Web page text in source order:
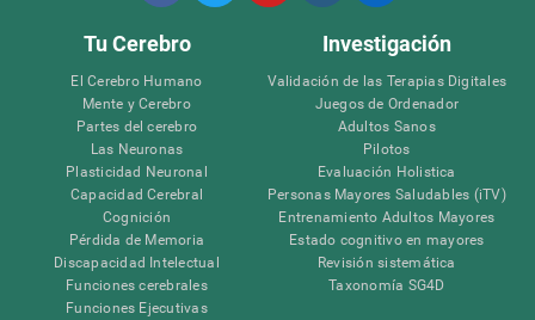
Tu Cerebro
El Cerebro Humano
Mente y Cerebro
Partes del cerebro
Las Neuronas
Plasticidad Neuronal
Capacidad Cerebral
Cognición
Pérdida de Memoria
Discapacidad Intelectual
Funciones cerebrales
Funciones Ejecutivas
Investigación
Validación de las Terapias Digitales
Juegos de Ordenador
Adultos Sanos
Pilotos
Evaluación Holistica
Personas Mayores Saludables (iTV)
Entrenamiento Adultos Mayores
Estado cognitivo en mayores
Revisión sistemática
Taxonomía SG4D